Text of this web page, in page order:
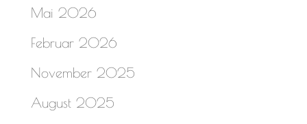
Mai 2026
Februar 2026
November 2025
August 2025